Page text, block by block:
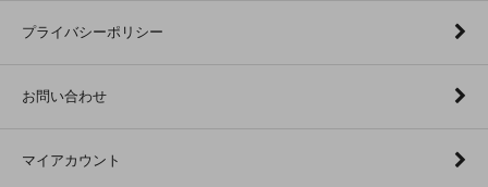
プライバシーポリシー
お問い合わせ
マイアカウント